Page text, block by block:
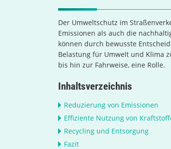
Der Umweltschutz im
Emissionen als auch die
können durch bewusste
Belastung für Umwelt und Klima
bis hin zur Fahrweise, eine Rolle.
Inhaltsverzeichnis
Reduzierung von Emissionen
Effiziente Nutzung von
Recycling und Entsorgung
Fazit